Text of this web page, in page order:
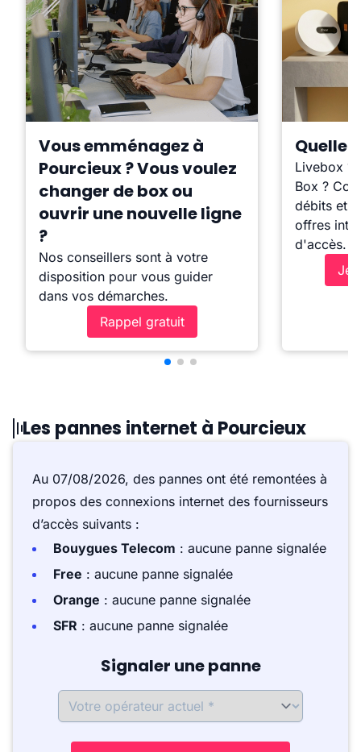
Vous emménagez à
Pourcieux ? Vous voulez
changer de box ou
ouvrir une nouvelle ligne
?
Nos conseillers sont à votre
disposition pour vous guider
dans vos démarches.
Rappel gratuit
Quelle
Livebox ?
Box ?
débits et
offres
d'accès.
Je
Les pannes internet à Pourcieux
Au 07/08/2026, des pannes ont été remontées à
propos des connexions internet des fournisseurs
d’accès suivants :
Bouygues Telecom : aucune panne signalée
Free : aucune panne signalée
Orange : aucune panne signalée
SFR : aucune panne signalée
Signaler une panne